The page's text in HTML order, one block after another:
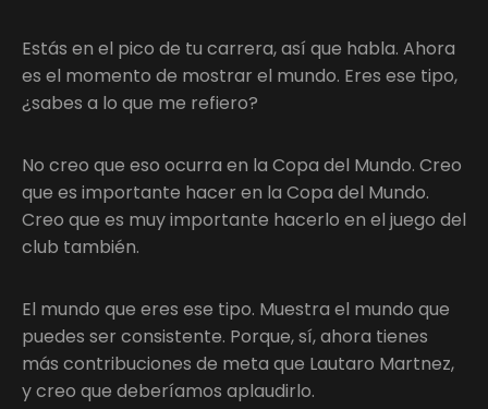
Estás en el pico de tu carrera, así que habla. Ahora
es el momento de mostrar el mundo. Eres ese tipo,
¿sabes a lo que me refiero?
No creo que eso ocurra en la Copa del Mundo. Creo
que es importante hacer en la Copa del Mundo.
Creo que es muy importante hacerlo en el juego del
club también.
El mundo que eres ese tipo. Muestra el mundo que
puedes ser consistente. Porque, sí, ahora tienes
más contribuciones de meta que Lautaro Martnez,
y creo que deberíamos aplaudirlo.